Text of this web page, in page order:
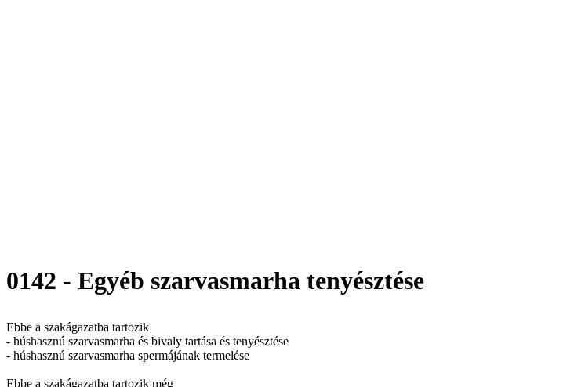
0142 - Egyéb szarvasmarha tenyésztése
Ebbe a szakágazatba tartozik
- húshasznú szarvasmarha és bivaly tartása és tenyésztése
- húshasznú szarvasmarha spermájának termelése
Ebbe a szakágazatba tartozik még